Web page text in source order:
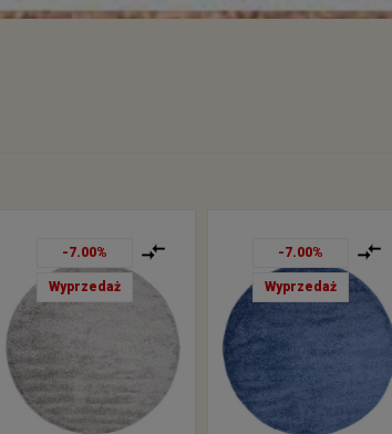
-7.00%
Wyprzedaż
-7.00%
Wyprzedaż